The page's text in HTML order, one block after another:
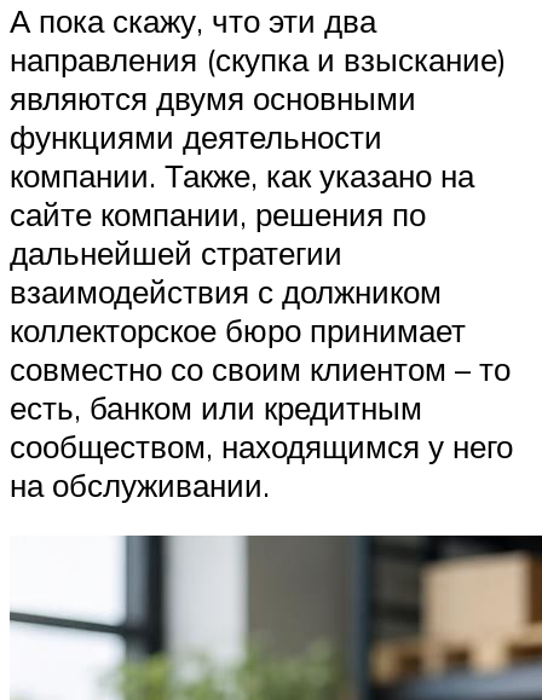
А пока скажу, что эти два
направления (скупка и взыскание)
являются двумя основными
функциями деятельности
компании. Также, как указано на
сайте компании, решения по
дальнейшей стратегии
взаимодействия с должником
коллекторское бюро принимает
совместно со своим клиентом – то
есть, банком или кредитным
сообществом, находящимся у него
на обслуживании.